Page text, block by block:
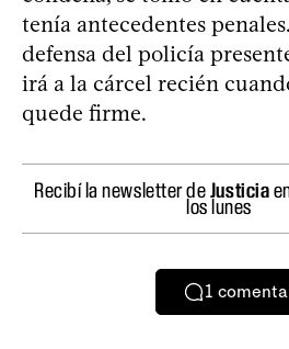
tenía antecedentes
defensa del policía
irá a la cárcel recién
quede firme.
Recibí la newsletter deJusticia
los lunes
1